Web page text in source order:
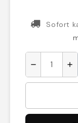
Sofort
remove add